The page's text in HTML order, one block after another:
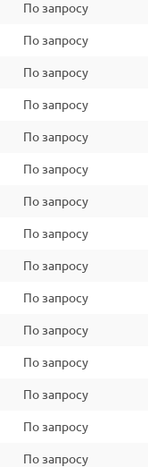
По запросу
По запросу
По запросу
По запросу
По запросу
По запросу
По запросу
По запросу
По запросу
По запросу
По запросу
По запросу
По запросу
По запросу
По запросу